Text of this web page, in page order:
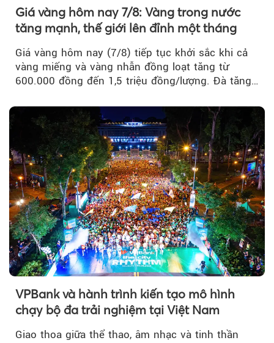
Giá vàng hôm nay 7/8: Vàng trong nước
tăng mạnh, thế giới lên đỉnh một tháng
Giá vàng hôm nay (7/8) tiếp tục khởi sắc khi cả
vàng miếng và vàng nhẫn đồng loạt tăng từ
600.000 đồng đến 1,5 triệu đồng/lượng. Đà tăng
vàng thế giới bứt phá lên mức cao nhất trong
một tháng.
VPBank và hành trình kiến tạo mô hình
chạy bộ đa trải nghiệm tại Việt Nam
Giao thoa giữa thể thao, âm nhạc và tinh thần